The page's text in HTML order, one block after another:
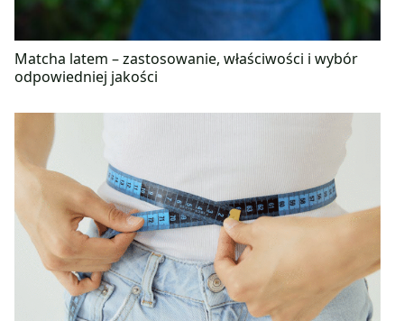
Matcha latem – zastosowanie, właściwości i wybór
odpowiedniej jakości